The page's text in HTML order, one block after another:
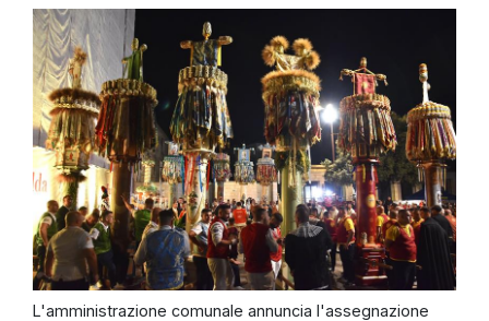
L'amministrazione comunale annuncia l'assegnazione